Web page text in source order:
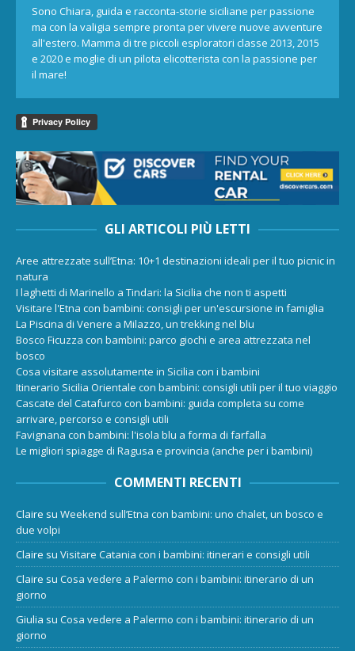
Sono Chiara, guida e racconta-storie siciliane per passione
ma con la valigia sempre pronta per vivere nuove avventure
all'estero. Mamma di tre piccoli esploratori classe 2013, 2015
e 2020 e moglie di un pilota elicotterista con la passione per
il mare!
GLI ARTICOLI PIÙ LETTI
Aree attrezzate sull’Etna: 10+1 destinazioni ideali per il tuo picnic in
natura
I laghetti di Marinello a Tindari: la Sicilia che non ti aspetti
Visitare l'Etna con bambini: consigli per un'escursione in famiglia
La Piscina di Venere a Milazzo, un trekking nel blu
Bosco Ficuzza con bambini: parco giochi e area attrezzata nel
bosco
Cosa visitare assolutamente in Sicilia con i bambini
Itinerario Sicilia Orientale con bambini: consigli utili per il tuo viaggio
Cascate del Catafurco con bambini: guida completa su come
arrivare, percorso e consigli utili
Favignana con bambini: l'isola blu a forma di farfalla
Le migliori spiagge di Ragusa e provincia (anche per i bambini)
COMMENTI RECENTI
Claire su Weekend sull’Etna con bambini: uno chalet, un bosco e
due volpi
Claire su Visitare Catania con i bambini: itinerari e consigli utili
Claire su Cosa vedere a Palermo con i bambini: itinerario di un
giorno
Giulia su Cosa vedere a Palermo con i bambini: itinerario di un
giorno